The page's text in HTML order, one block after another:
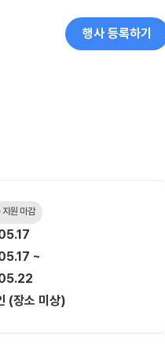
행사 등록하기
지원 마감
~
(장소 미상)